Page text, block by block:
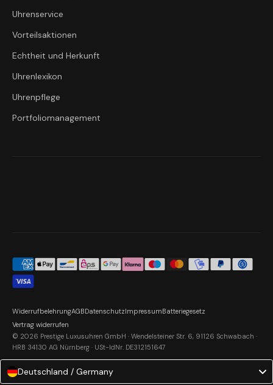
Uhrenservice
Vorteilsaktionen
Echtheit und Herkunft
Uhrenlexikon
Uhrenpflege
Portfoliomanagement
© 2026 Prestige Luxusuhren GmbH · Wendelsteiner Str. 6, 91126 Schwabach ·
HRB 34130 AG Nürnberg · USt-IdNr. DE312151647
WiderrufbelehrungAGBDatenschutzImpressumBatteriegesetz
Vertrag widerrufen
Deutschland / Germany